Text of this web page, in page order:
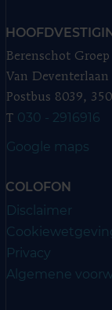
Berenschot Groep
Van
Postbus 8039,
T 030 - 2916916
Google maps
COLOFON
Disclaimer
Privacy
Algemene